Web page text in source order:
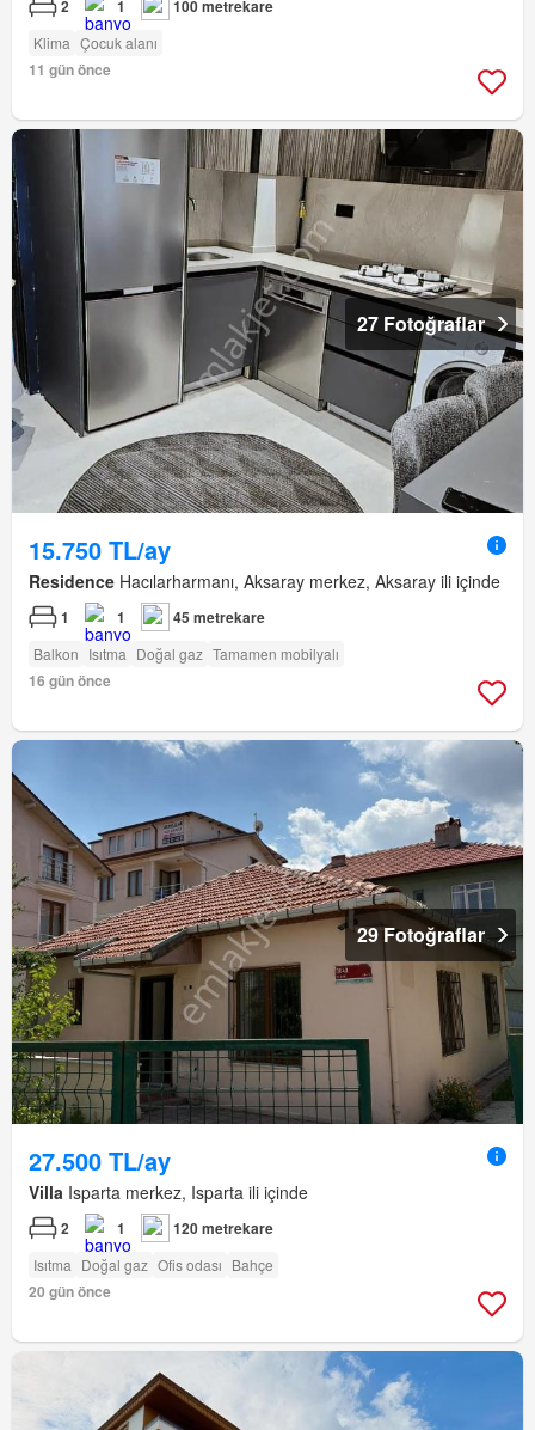
2 1 100 metrekare
Klima Çocuk alanı
11 gün önce
27 Fotoğraflar
15.750 TL/ay
Residence Hacılarharmanı, Aksaray merkez, Aksaray ili içinde
1 1 45 metrekare
Balkon Isıtma Doğal gaz Tamamen mobilyalı
16 gün önce
29 Fotoğraflar
27.500 TL/ay
Villa Isparta merkez, Isparta ili içinde
2 1 120 metrekare
Isıtma Doğal gaz Ofis odası Bahçe
20 gün önce